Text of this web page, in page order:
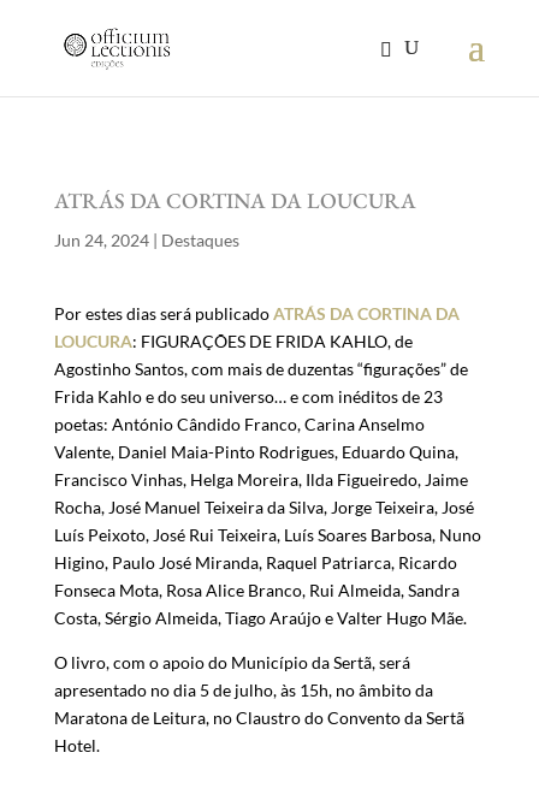
ATRÁS DA CORTINA DA LOUCURA
Jun 24, 2024| Destaques
Por estes dias será publicadoATRÁS DA CORTINA DA
LOUCURA: FIGURAÇÕES DE FRIDA KAHLO, de
Agostinho Santos, com mais de duzentas “figurações” de
Frida Kahlo e do seu universo… e com inéditos de 23
poetas: António Cândido Franco, Carina Anselmo
Valente, Daniel Maia-Pinto Rodrigues, Eduardo Quina,
Francisco Vinhas, Helga Moreira, Ilda Figueiredo, Jaime
Rocha, José Manuel Teixeira da Silva, Jorge Teixeira, José
Luís Peixoto, José Rui Teixeira, Luís Soares Barbosa, Nuno
Higino, Paulo José Miranda, Raquel Patriarca, Ricardo
Fonseca Mota, Rosa Alice Branco, Rui Almeida, Sandra
Costa, Sérgio Almeida, Tiago Araújo e Valter Hugo Mãe.
O livro, com o apoio do Município da Sertã, será
apresentado no dia 5 de julho, às 15h, no âmbito da
Maratona de Leitura, no Claustro do Convento da Sertã
Hotel.